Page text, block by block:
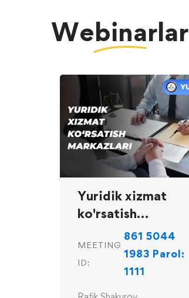
Webinarlar
Yuridik xizmat
ko'rsatish
markazlari
MEETING
ID:
861 5044
1983 Parol:
1111